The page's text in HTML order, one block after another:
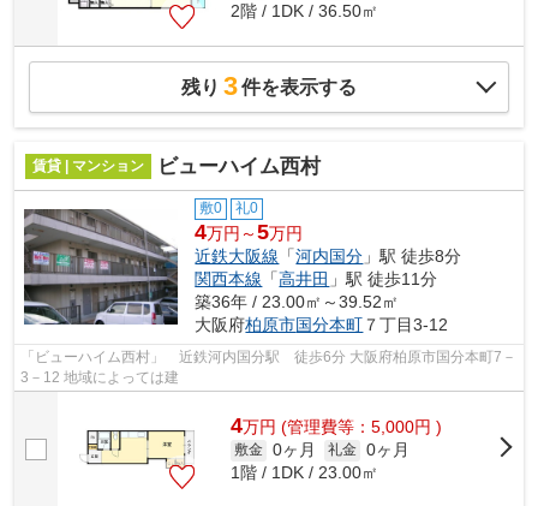
2階 / 1DK / 36.50㎡
残り 3件を表示する
賃貸 | マンション ビューハイム西村
敷0 礼0
4万円～5万円
近鉄大阪線 「河内国分 」駅 徒歩8分
関西本線 「高井田 」駅 徒歩11分
築36年 / 23.00㎡～39.52㎡
大阪府柏原市国分本町 ７丁目3-12
「ビューハイム西村」 近鉄河内国分駅 徒歩6分 大阪府柏原市国分本町7－
3－12 地域によっては建
4万円 (管理費等：5,000円 )
敷金 0ヶ月 礼金 0ヶ月
1階 / 1DK / 23.00㎡